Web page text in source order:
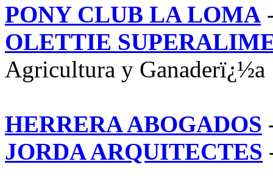
PONY CLUB LA LOMA
OLETTIE
Agricultura y Ganaderï¿½a
HERRERA ABOGADOS
JORDA ARQUITECTES